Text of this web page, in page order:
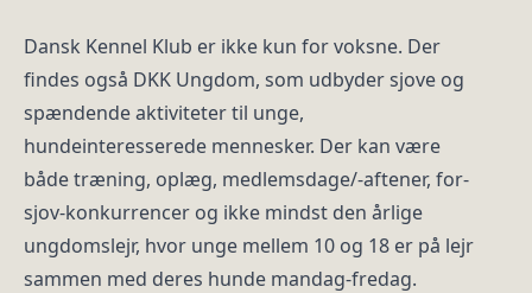
Dansk Kennel Klub er ikke kun for voksne. Der
findes også DKK Ungdom, som udbyder sjove og
spændende aktiviteter til unge,
hundeinteresserede mennesker. Der kan være
både træning, oplæg, medlemsdage/-aftener, for-
sjov-konkurrencer og ikke mindst den årlige
ungdomslejr, hvor unge mellem 10 og 18 er på lejr
sammen med deres hunde mandag-fredag.